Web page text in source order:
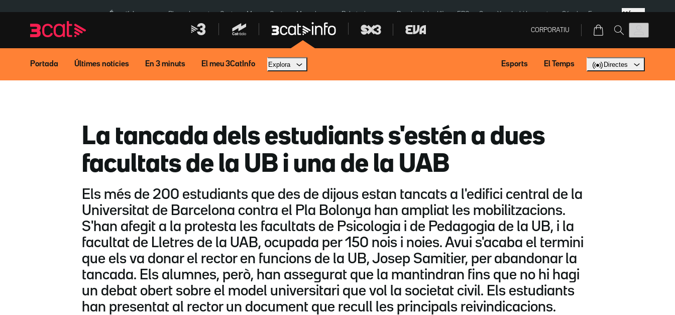
navegació
principal
contingut
És notícia: Pluges Inuncat Ceuta Menors Ceuta Mercabarna Robatoris coure Bombardejos Kíiv ERC SpaceX Isaki Lacuesta Sánchez Europa Més
CORPORATIU
Portada Últimes notícies En 3 minuts El meu 3CatInfo Explora Esports El Temps Directes
La tancada dels estudiants s'estén a dues
facultats de la UB i una de la UAB
Els més de 200 estudiants que des de dijous estan tancats a l'edifici central de la
Universitat de Barcelona contra el Pla Bolonya han ampliat les mobilitzacions.
S'han afegit a la protesta les facultats de Psicologia i de Pedagogia de la UB, i la
facultat de Lletres de la UAB, ocupada per 150 nois i noies. Avui s'acaba el termini
que els va donar el rector en funcions de la UB, Josep Samitier, per abandonar la
tancada. Els alumnes, però, han assegurat que la mantindran fins que no hi hagi
un debat obert sobre el model universitari que vol la societat civil. Els estudiants
han presentat al rector un document que recull les principals reivindicacions.